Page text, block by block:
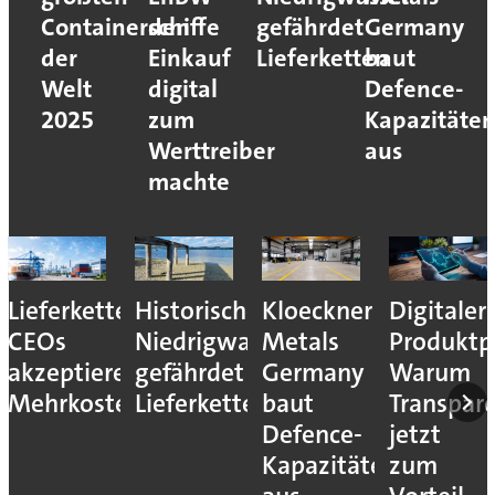
Containerschiffe
der
Welt
2025
den
Einkauf
digital
zum
Werttreiber
machte
gefährdet
Lieferketten
Germany
baut
Defence-
Kapazitäten
aus
Lieferkettenresilienz:
CEOs
akzeptieren
Mehrkosten
Historisches
Niedrigwasser
gefährdet
Lieferketten
Kloeckner
Metals
Germany
baut
Defence-
Kapazitäten
Digitaler
Warum
jetzt
zum